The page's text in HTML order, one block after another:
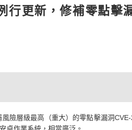
更新，修補零點擊
險層級最高（重大）的零點擊漏洞